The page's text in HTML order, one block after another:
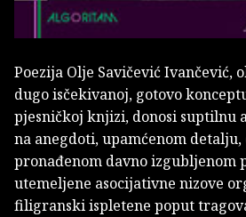
Poezija Olje Savičević Ivančević,
dugo isčekivanoj, gotovo
pjesničkoj knjizi, donosi suptilnu
na anegdoti, upamćenom
pronađenom davno izgubljenom
utemeljene asocijativne nizove
filigranski ispletene poput